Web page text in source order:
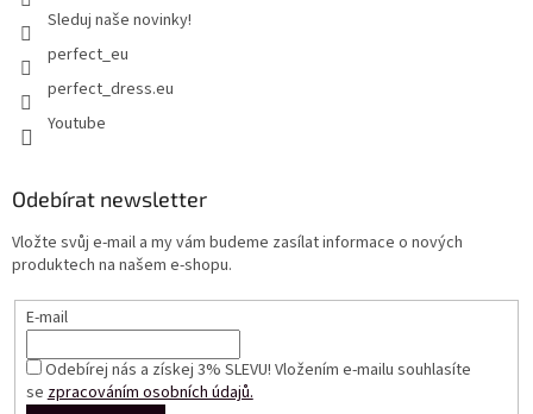
Sleduj naše novinky!
perfect_eu
perfect_dress.eu
Youtube
Odebírat newsletter
Vložte svůj e-mail a my vám budeme zasílat informace o nových
produktech na našem e-shopu.
E-mail
Odebírej nás a získej 3% SLEVU! Vložením e-mailu souhlasíte
sezpracováním osobních údajů.